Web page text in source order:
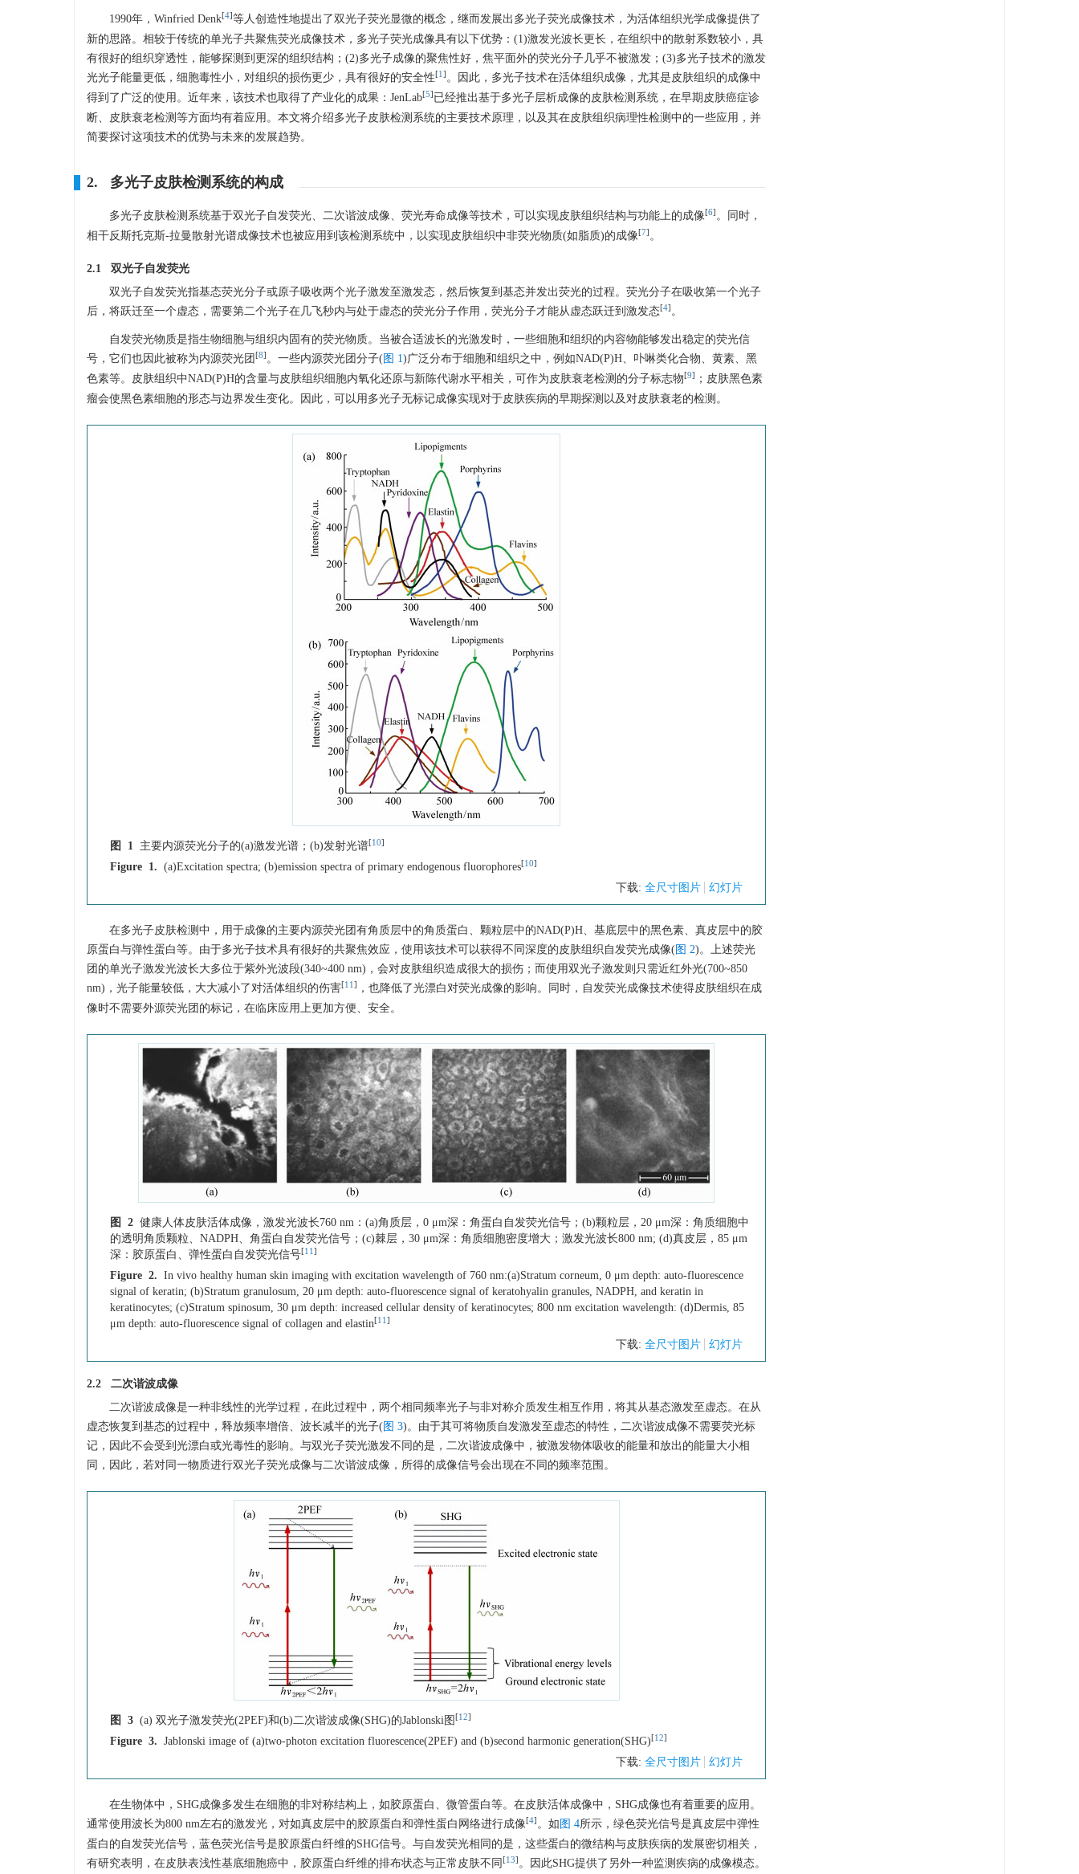
1990年，Winfried Denk[4]等人创造性地提出了双光子荧光显微的概念，继而发展出多光子荧光成像技术，为活体组织光学成像提供了
新的思路。相较于传统的单光子共聚焦荧光成像技术，多光子荧光成像具有以下优势：(1)激发光波长更长，在组织中的散射系数较小，具
有很好的组织穿透性，能够探测到更深的组织结构；(2)多光子成像的聚焦性好，焦平面外的荧光分子几乎不被激发；(3)多光子技术的激发
光光子能量更低，细胞毒性小，对组织的损伤更少，具有很好的安全性[1 ] 。因此，多光子技术在活体组织成像，尤其是皮肤组织的成像中
得到了广泛的使用。近年来，该技术也取得了产业化的成果：JenLab[5] 已经推出基于多光子层析成像的皮肤检测系统，在早期皮肤癌症诊
断、皮肤衰老检测等方面均有着应用。本文将介绍多光子皮肤检测系统的主要技术原理，以及其在皮肤组织病理性检测中的一些应用，并
简要探讨这项技术的优势与未来的发展趋势。
2. 多光子皮肤检测系统的构成
多光子皮肤检测系统基于双光子自发荧光、二次谐波成像、荧光寿命成像等技术，可以实现皮肤组织结构与功能上的成像[6] 。同时，
相干反斯托克斯-拉曼散射光谱成像技术也被应用到该检测系统中，以实现皮肤组织中非荧光物质(如脂质)的成像[7] 。
2.1 双光子自发荧光
双光子自发荧光指基态荧光分子或原子吸收两个光子激发至激发态，然后恢复到基态并发出荧光的过程。荧光分子在吸收第一个光子
后，将跃迁至一个虚态，需要第二个光子在几飞秒内与处于虚态的荧光分子作用，荧光分子才能从虚态跃迁到激发态[4] 。
自发荧光物质是指生物细胞与组织内固有的荧光物质。当被合适波长的光激发时，一些细胞和组织的内容物能够发出稳定的荧光信
号，它们也因此被称为内源荧光团 [8] 。一些内源荧光团分子(图 1)广泛分布于细胞和组织之中，例如NAD(P)H、卟啉类化合物、黄素、黑
色素等。皮肤组织中NAD(P)H的含量与皮肤组织细胞内氧化还原与新陈代谢水平相关，可作为皮肤衰老检测的分子标志物[9]
；皮肤黑色素
瘤会使黑色素细胞的形态与边界发生变化。因此，可以用多光子无标记成像实现对于皮肤疾病的早期探测以及对皮肤衰老的检测。
图 1 主要内源荧光分子的(a)激发光谱；(b)发射光谱[10]
Figure 1. (a)Excitation spectra; (b)emission spectra of primary endogenous fluorophores[10]
下载: 全尺寸图片 幻灯片
在多光子皮肤检测中，用于成像的主要内源荧光团有角质层中的角质蛋白、颗粒层中的NAD(P)H、基底层中的黑色素、真皮层中的胶
原蛋白与弹性蛋白等。由于多光子技术具有很好的共聚焦效应，使用该技术可以获得不同深度的皮肤组织自发荧光成像(图 2)。上述荧光
团的单光子激发光波长大多位于紫外光波段(340~400 nm)，会对皮肤组织造成很大的损伤；而使用双光子激发则只需近红外光(700~850
nm)，光子能量较低，大大减小了对活体组织的伤害[11 ]
，也降低了光漂白对荧光成像的影响。同时，自发荧光成像技术使得皮肤组织在成
像时不需要外源荧光团的标记，在临床应用上更加方便、安全。
图 2 健康人体皮肤活体成像，激发光波长760 nm：(a)角质层，0 μm深：角蛋白自发荧光信号；(b)颗粒层，20 μm深：角质细胞中
的透明角质颗粒、NADPH、角蛋白自发荧光信号；(c)棘层，30 μm深：角质细胞密度增大；激发光波长800 nm; (d)真皮层，85 μm
深：胶原蛋白、弹性蛋白自发荧光信号[11 ]
Figure 2. In vivo healthy human skin imaging with excitation wavelength of 760 nm:(a)Stratum corneum, 0 μm depth: auto-fluorescence
signal of keratin; (b)Stratum granulosum, 20 μm depth: auto-fluorescence signal of keratohyalin granules, NADPH, and keratin in
keratinocytes; (c)Stratum spinosum, 30 μm depth: increased cellular density of keratinocytes; 800 nm excitation wavelength: (d)Dermis, 85
μm depth: auto-fluorescence signal of collagen and elastin[11 ]
下载: 全尺寸图片 幻灯片
2.2 二次谐波成像
二次谐波成像是一种非线性的光学过程，在此过程中，两个相同频率光子与非对称介质发生相互作用，将其从基态激发至虚态。在从
虚态恢复到基态的过程中，释放频率增倍、波长减半的光子(图 3)。由于其可将物质自发激发至虚态的特性，二次谐波成像不需要荧光标
记，因此不会受到光漂白或光毒性的影响。与双光子荧光激发不同的是，二次谐波成像中，被激发物体吸收的能量和放出的能量大小相
同，因此，若对同一物质进行双光子荧光成像与二次谐波成像，所得的成像信号会出现在不同的频率范围。
图 3 (a) 双光子激发荧光(2PEF)和(b)二次谐波成像(SHG)的Jablonski图 [12]
Figure 3. Jablonski image of (a)two-photon excitation fluorescence(2PEF) and (b)second harmonic generation(SHG)[12]
下载: 全尺寸图片 幻灯片
在生物体中，SHG成像多发生在细胞的非对称结构上，如胶原蛋白、微管蛋白等。在皮肤活体成像中，SHG成像也有着重要的应用。
通常使用波长为800 nm左右的激发光，对如真皮层中的胶原蛋白和弹性蛋白网络进行成像[4] 。如 图 4所示，绿色荧光信号是真皮层中弹性
蛋白的自发荧光信号，蓝色荧光信号是胶原蛋白纤维的SHG信号。与自发荧光相同的是，这些蛋白的微结构与皮肤疾病的发展密切相关，
有研究表明，在皮肤表浅性基底细胞癌中，胶原蛋白纤维的排布状态与正常皮肤不同 [13] 。因此SHG提供了另外一种监测疾病的成像模态。